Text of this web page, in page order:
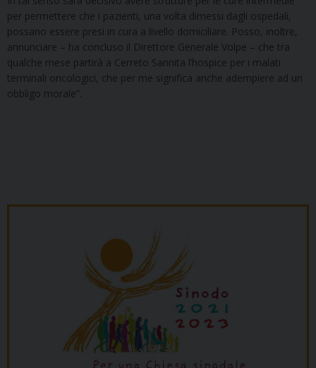
per permettere che i pazienti, una volta dimessi dagli ospedali,
possano essere presi in cura a livello domiciliare. Posso, inoltre,
annunciare – ha concluso il Direttore Generale Volpe – che tra
qualche mese partirà a Cerreto Sannita l’hospice per i malati
terminali oncologici, che per me significa anche adempiere ad un
obbligo morale”.